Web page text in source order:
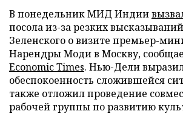
В понедельник МИД Индии
посола из-за резких
Зеленского о визите премьер-
Нарендры Моди в Москву,
Economic Times. Нью-Дели
обеспокоенность сложившейся
также отложил проведение
рабочей группы по развитию